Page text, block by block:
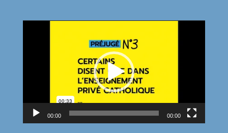
00:00 00:00